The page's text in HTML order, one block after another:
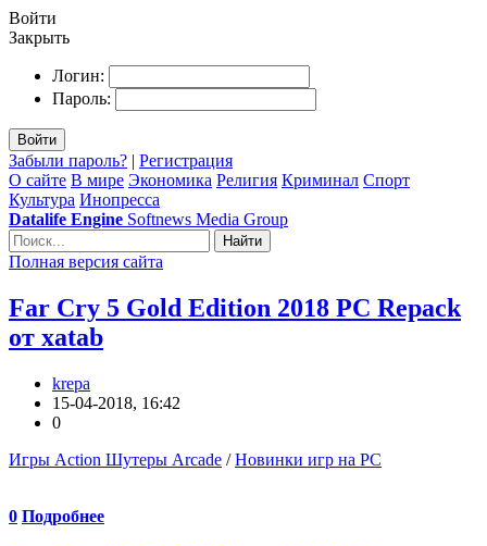
Войти
Закрыть
Логин:
Пароль:
Войти
Забыли пароль? | Регистрация
О сайте В мире Экономика Религия Криминал Спорт
Культура Инопресса
Datalife Engine Softnews Media Group
Найти
Полная версия сайта
Far Cry 5 Gold Edition 2018 PC Repack
от xatab
krepa
15-04-2018, 16:42
0
Игры Action Шутеры Arcade /Новинки игр на PC
0 Подробнее